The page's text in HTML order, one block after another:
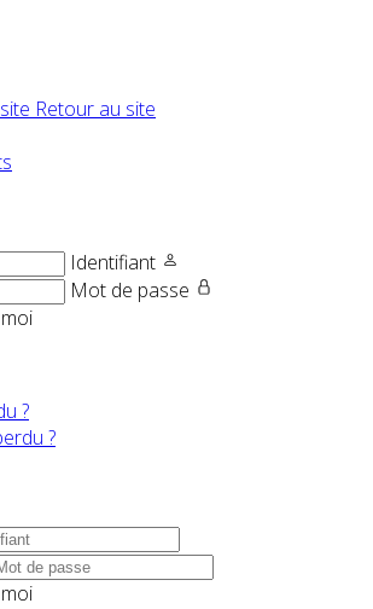
Retour au site
Identifiant
Mot de passe
?
?